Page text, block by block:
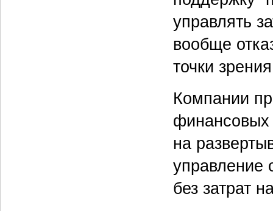
управлять
вообще
точки
Компании
финансовых
на
управление
без затрат